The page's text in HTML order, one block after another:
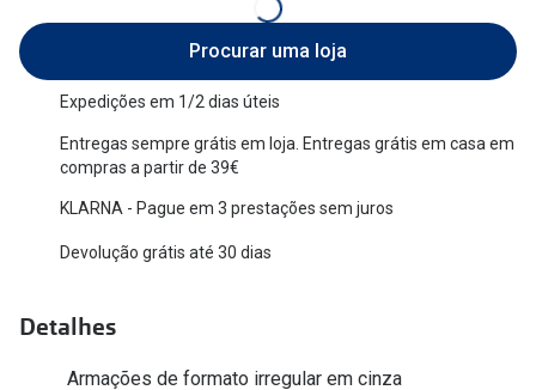
Versace
Prada
Seen
Formatos
Procurar uma loja
Expedições em 1/2 dias úteis
Entregas sempre grátis em loja. Entregas grátis em casa em
compras a partir de 39€
KLARNA - Pague em 3 prestações sem juros
Devolução grátis até 30 dias
Detalhes
Armações de formato irregular em cinza